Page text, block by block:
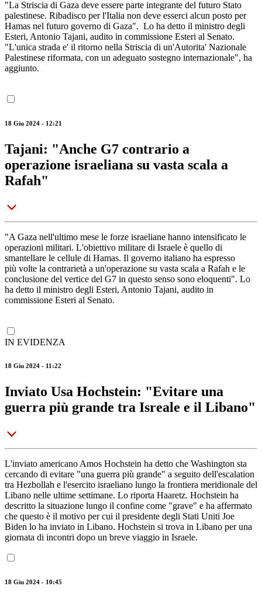
"La Striscia di Gaza deve essere parte integrante del futuro Stato
palestinese. Ribadisco per l'Italia non deve esserci alcun posto per
Hamas nel futuro governo di Gaza". Lo ha detto il ministro degli
Esteri, Antonio Tajani, audito in commissione Esteri al Senato.
"L'unica strada e' il ritorno nella Striscia di un'Autorita' Nazionale
Palestinese riformata, con un adeguato sostegno internazionale", ha
aggiunto.
18 Giu 2024 - 12:21
Tajani: "Anche G7 contrario a
operazione israeliana su vasta scala a
Rafah"
"A Gaza nell'ultimo mese le forze israeliane hanno intensificato le
operazioni militari. L'obiettivo militare di Israele è quello di
smantellare le cellule di Hamas. Il governo italiano ha espresso
più volte la contrarietà a un'operazione su vasta scala a Rafah e le
conclusione del vertice del G7 in questo senso sono eloquenti". Lo
ha detto il ministro degli Esteri, Antonio Tajani, audito in
commissione Esteri al Senato.
IN EVIDENZA
18 Giu 2024 - 11:22
Inviato Usa Hochstein: "Evitare una
guerra più grande tra Isreale e il Libano"
L'inviato americano Amos Hochstein ha detto che Washington sta
cercando di evitare "una guerra più grande" a seguito dell'escalation
tra Hezbollah e l'esercito israeliano lungo la frontiera meridionale del
Libano nelle ultime settimane. Lo riporta Haaretz. Hochstein ha
descritto la situazione lungo il confine come "grave" e ha affermato
che questo è il motivo per cui il presidente degli Stati Uniti Joe
Biden lo ha inviato in Libano. Hochstein si trova in Libano per una
giornata di incontri dopo un breve viaggio in Israele.
18 Giu 2024 - 10:45